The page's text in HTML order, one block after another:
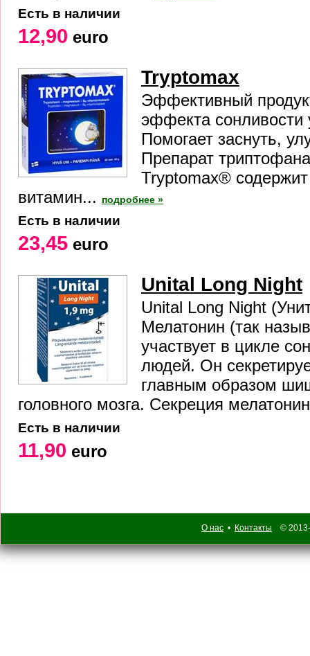
Есть в наличии
12,90 euro
Tryptomax
Эффективный
эффекта
Помогает заснуть,
Препарат
Tryptomax®
витамин...
подробнее »
Есть в наличии
23,45 euro
Unital Long Night
Unital Long Night
Мелатонин (так
участвует в цикле
людей. Он
главным образом
головного мозга. Секреция
Есть в наличии
11,90 euro
О нас • Контакты © 2013-